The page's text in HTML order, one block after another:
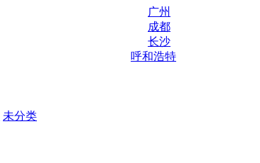
广州
成都
长沙
呼和浩特
未分类